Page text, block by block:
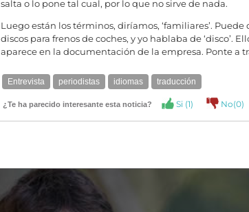
salta o lo pone tal cual, por lo que no sirve de nada.
Luego están los términos, diríamos, ‘familiares’.
discos para frenos de coches, y yo hablaba de ‘disco’.
aparece en la documentación de la empresa. Ponte a
Entrevista periodistas idiomas traducción
¿Te ha parecido interesante esta noticia? Si (1) No(0)